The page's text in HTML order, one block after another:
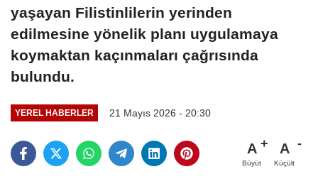
yaşayan Filistinlilerin yerinden
edilmesine yönelik planı uygulamaya
koymaktan kaçınmaları çağrısında
bulundu.
YEREL HABERLER 21 Mayıs 2026 - 20:30
A
Büyüt
A
Küçült